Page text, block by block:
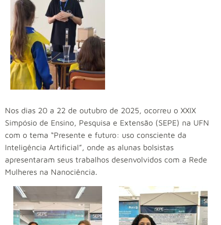
Nos dias 20 a 22 de outubro de 2025, ocorreu o XXIX
Simpósio de Ensino, Pesquisa e Extensão (SEPE) na UFN
com o tema “Presente e futuro: uso consciente da
Inteligência Artificial”, onde as alunas bolsistas
apresentaram seus trabalhos desenvolvidos com a Rede
Mulheres na Nanociência.